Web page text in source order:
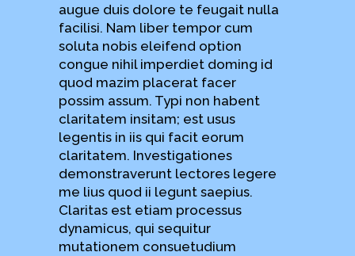
augue duis dolore te feugait nulla
facilisi. Nam liber tempor cum
soluta nobis eleifend option
congue nihil imperdiet doming id
quod mazim placerat facer
possim assum. Typi non habent
claritatem insitam; est usus
legentis in iis qui facit eorum
claritatem. Investigationes
demonstraverunt lectores legere
me lius quod ii legunt saepius.
Claritas est etiam processus
dynamicus, qui sequitur
mutationem consuetudium